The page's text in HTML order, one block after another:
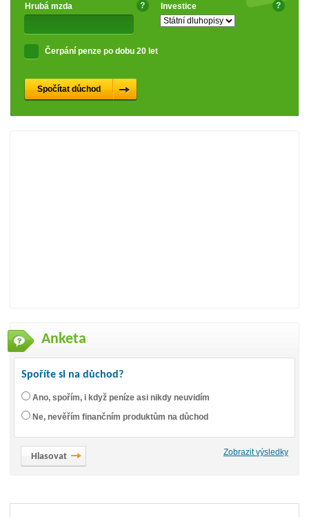
Hrubá mzda ? Investice ?
Čerpání penze po dobu 20 let
Anketa
Spoříte si na důchod?
Ano, spořím, i když peníze asi nikdy neuvidím
Ne, nevěřím finančním produktům na důchod
Zobrazit výsledky